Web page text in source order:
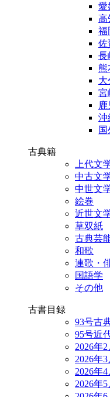
愛
高
福
佐
長
熊
大
宮
沖
国
古典籍
上代文
中古文
中世文
絵巻
近世文
草双紙
古典芸
和歌
連歌・
国語学
その他
古書目録
93号古
95号近
2026年
2026年
2026年
2026年